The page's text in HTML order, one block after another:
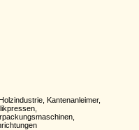
Kantenanleimer,